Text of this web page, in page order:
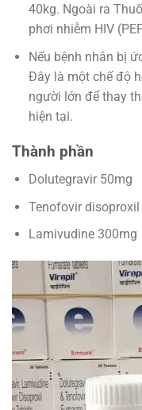
40kg. Ngoài ra
phơi nhiễm HIV
Nếu bệnh nhân bị
Đây là một chế độ
người lớn để thay
hiện tại.
Thành phần
Dolutegravir 50mg
Tenofovir
Lamivudine 300mg